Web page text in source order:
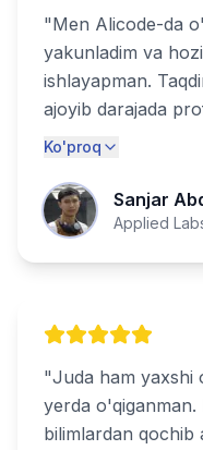
"Men Alicode-da
yakunladim va
ishlayapman.
ajoyib darajada
haqiqiy
ning bozorga
bo'yicha katta
Ko'proq
Sanjar
Applied
"Juda ham yaxshi
yerda
bilimlardan qochib